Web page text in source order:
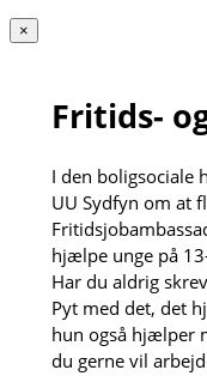
×
Fritids-
I den boligsociale
UU Sydfyn om at
hjælpe unge på
Har du aldrig
Pyt med det, det
hun også hjælper
du gerne vil